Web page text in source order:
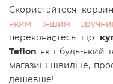
Скористайтеся
яким іншим
переконаєтесь що
Teflonяк і будь-який
магазині швидше,
дешевше!